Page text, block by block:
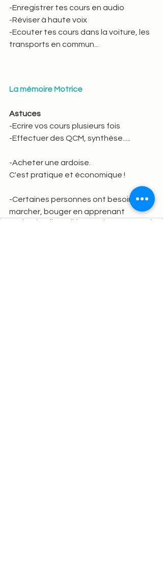
-Enregistrer tes cours en audio
-Réviser à haute voix
-Ecouter tes cours dans la voiture, les
transports en commun...
La mémoire Motrice
Astuces
-Ecrire vos cours plusieurs fois
-Effectuer des QCM, synthèse.....
-Acheter une ardoise.
C'est pratique et économique !
-Certaines personnes ont besoin de
marcher, bouger en apprenant